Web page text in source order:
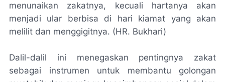
menunaikan zakatnya, kecuali hartanya akan
menjadi ular berbisa di hari kiamat yang akan
melilit dan menggigitnya. (HR. Bukhari)
Dalil-dalil ini menegaskan pentingnya zakat
sebagai instrumen untuk membantu golongan